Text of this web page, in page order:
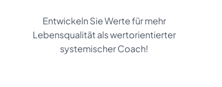
Entwickeln Sie Werte für mehr
Lebensqualität als wertorientierter
systemischer Coach!